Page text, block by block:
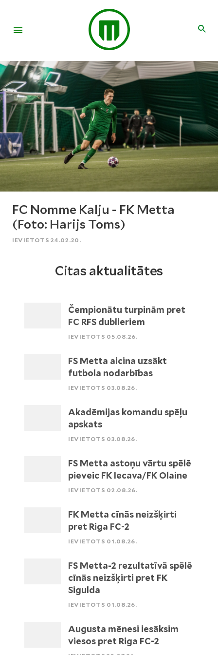
FC Nomme Kalju - FK Metta
(Foto: Harijs Toms)
IEVIETOTS 24.02.20.
Citas aktualitātes
Čempionātu turpinām pret
FC RFS dublieriem
IEVIETOTS 05.08.26.
FS Metta aicina uzsākt
futbola nodarbības
IEVIETOTS 03.08.26.
Akadēmijas komandu spēļu
apskats
IEVIETOTS 03.08.26.
FS Metta astoņu vārtu spēlē
pieveic FK Iecava/FK Olaine
IEVIETOTS 02.08.26.
FK Metta cīnās neizšķirti
pret Riga FC-2
IEVIETOTS 01.08.26.
FS Metta-2 rezultatīvā spēlē
cīnās neizšķirti pret FK
Sigulda
IEVIETOTS 01.08.26.
Augusta mēnesi iesāksim
viesos pret Riga FC-2